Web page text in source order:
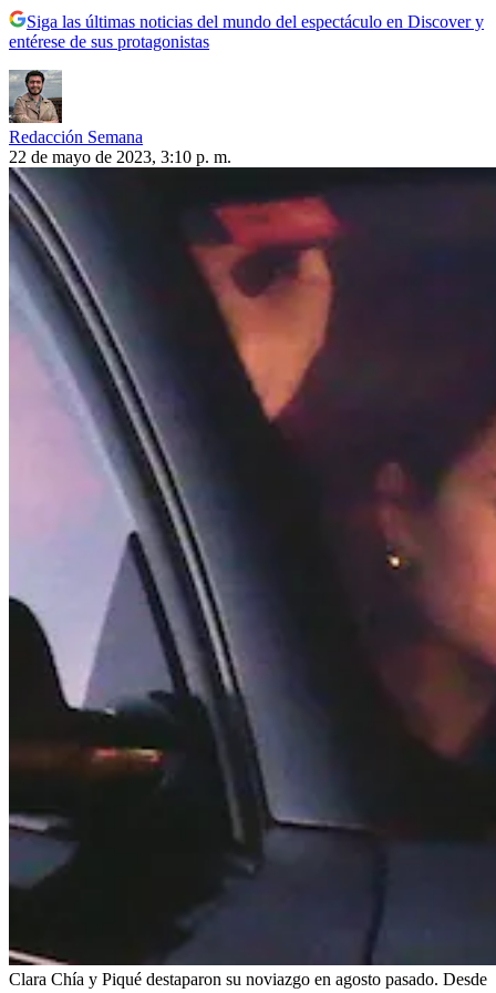
Siga las últimas noticias del mundo del espectáculo en Discover y
entérese de sus protagonistas
Redacción Semana
22 de mayo de 2023, 3:10 p. m.
Clara Chía y Piqué destaparon su noviazgo en agosto pasado. Desde